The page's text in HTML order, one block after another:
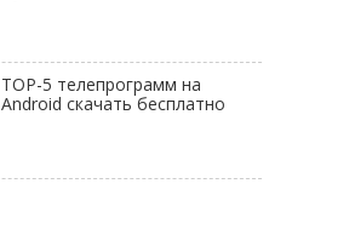
TOP-5 телепрограмм на
Android скачать бесплатно